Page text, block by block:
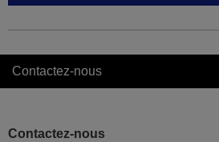
Contactez-nous
Contactez-nous